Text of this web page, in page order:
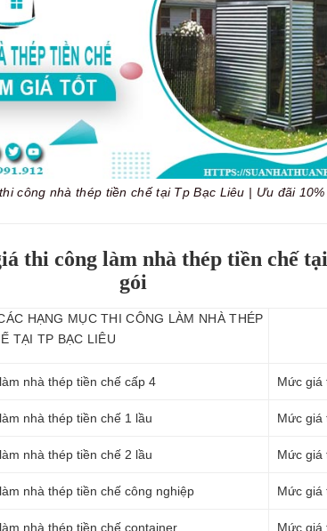
công nhà thép tiền chế tại Tp Bạc Liêu | Ưu đãi 10%
thi công làm nhà thép tiền chế
gói
HẠNG MỤC THI CÔNG LÀM NHÀ THÉP
TẠI TP BẠC LIÊU
nhà thép tiền chế cấp 4 Mức giá
nhà thép tiền chế 1 lầu Mức giá
nhà thép tiền chế 2 lầu Mức giá
nhà thép tiền chế công nghiệp Mức giá
nhà thép tiền chế container Mức giá